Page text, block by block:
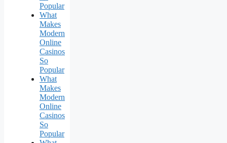
Popular
What
Makes
Modern
Online
Casinos
So
Popular
What
Makes
Modern
Online
Casinos
So
Popular